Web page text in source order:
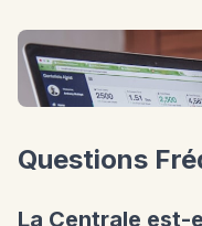
Questions
La Centrale est-